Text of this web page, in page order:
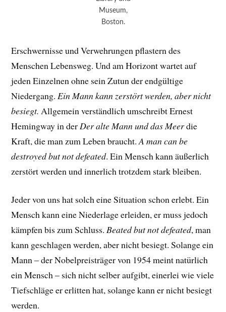
Museum,
Boston.
Erschwernisse und Verwehrungen pflastern des
Menschen Lebensweg. Und am Horizont wartet auf
jeden Einzelnen ohne sein Zutun der endgültige
Niedergang. Ein Mann kann zerstört werden, aber nicht
besiegt. Allgemein verständlich umschreibt Ernest
Hemingway in der Der alte Mann und das Meerdie
Kraft, die man zum Leben braucht.A man can be
destroyed but not defeated. Ein Mensch kann äußerlich
zerstört werden und innerlich trotzdem stark bleiben.
Jeder von uns hat solch eine Situation schon erlebt. Ein
Mensch kann eine Niederlage erleiden, er muss jedoch
kämpfen bis zum Schluss.Beated but not defeated, man
kann geschlagen werden, aber nicht besiegt. Solange ein
Mann – der Nobelpreisträger von 1954 meint natürlich
ein Mensch – sich nicht selber aufgibt, einerlei wie viele
Tiefschläge er erlitten hat, solange kann er nicht besiegt
werden.